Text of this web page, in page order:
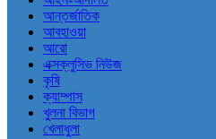
আন্তর্জাতিক
আবহাওয়া
আরো
এক্সক্লুসিভ নিউজ
কৃষি
ক্যাম্পাস
খুলনা বিভাগ
খেলাধুলা